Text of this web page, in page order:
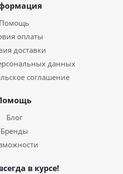
Помощь
оплаты
доставки
данных
соглашение
Блог
Бренды
в курсе!